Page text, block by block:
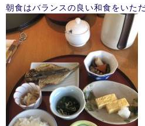
朝食はバランスの良い和食をいた